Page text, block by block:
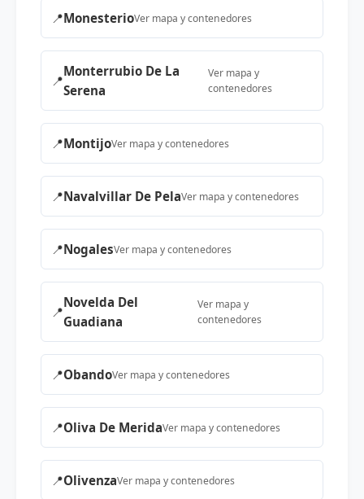
📍MonesterioVer mapa y contenedores
📍
Monterrubio De La
Serena
Ver mapa y
contenedores
📍MontijoVer mapa y contenedores
📍Navalvillar De PelaVer mapa y contenedores
📍NogalesVer mapa y contenedores
📍
Novelda Del
Guadiana
Ver mapa y
contenedores
📍ObandoVer mapa y contenedores
📍Oliva De MeridaVer mapa y contenedores
📍OlivenzaVer mapa y contenedores